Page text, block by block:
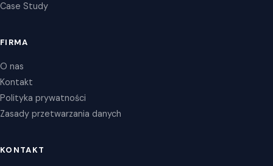
Case Study
FIRMA
O nas
Kontakt
Polityka prywatności
Zasady przetwarzania danych
KONTAKT